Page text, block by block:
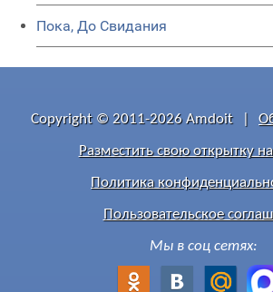
Пока, До Свидания
Copyright © 2011-2026 Amdoit
Разместить свою открытку
Политика
Пользовательское
Мы в соц сетях: